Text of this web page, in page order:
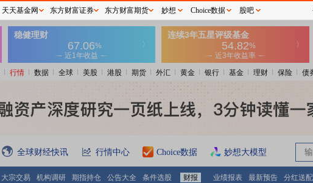
行情 数据 全球 美股 港股 期货 外汇 黄金 银行 基金 理财 保险 债
全球财经快讯 行情中心 Choice数据 妙想大模型
大宗交易 机构调研 期指持仓 公告大全 条件选股 财报 业绩报表 最新预告 分红送配
天天基金网 东方财富证券 东方财富期货 妙想 Choice数据 股吧